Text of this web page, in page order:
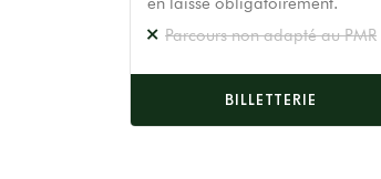
Parcours non adapté au PMR
BILLETTERIE